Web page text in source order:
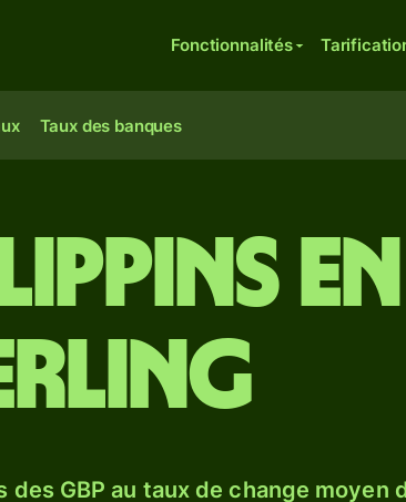
Fonctionnalités
Taux des banques
GBP au taux de change moyen